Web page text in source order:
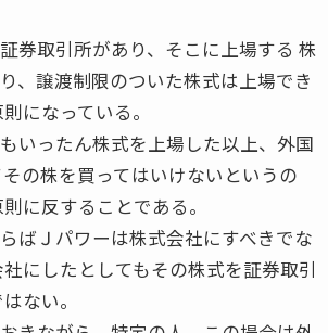
券取引所があり、そこに上場する 株
、譲渡制限のついた株式は上場でき
になっている。
いったん株式を上場した以上、外国
の株を買ってはいけないというの
に反することである。
ばＪパワーは株式会社にすべきでな
にしたとしてもその株式を証券取引
ない。